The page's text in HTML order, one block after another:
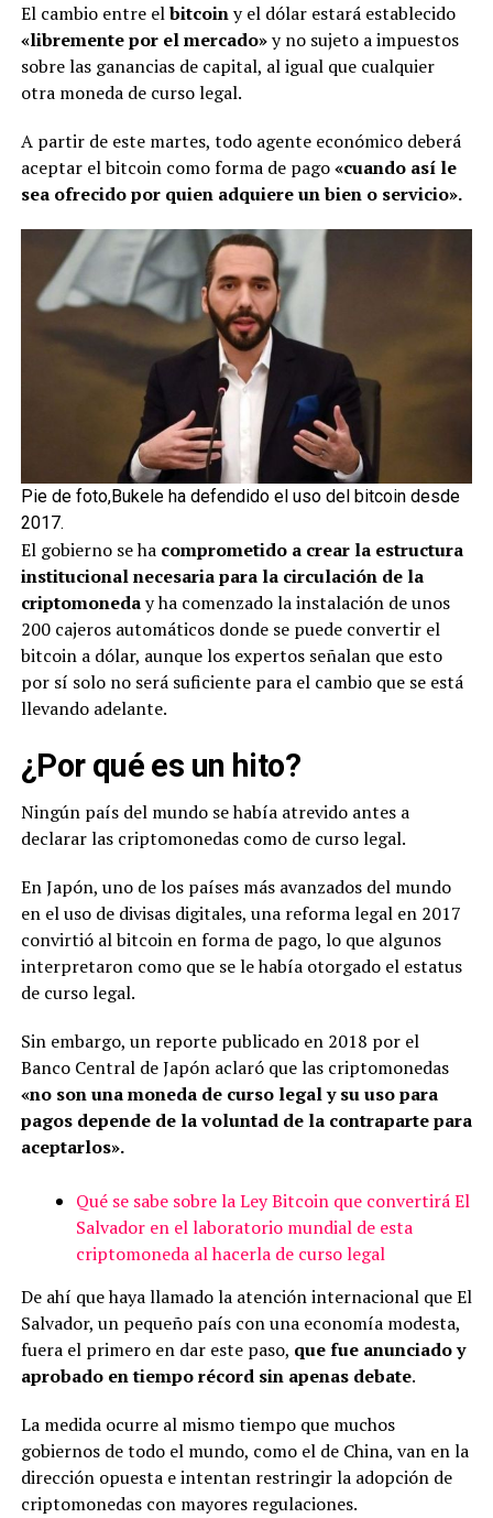
El cambio entre elbitcoiny el dólar estará establecido
«libremente por el mercado»y no sujeto a impuestos
sobre las ganancias de capital, al igual que cualquier
otra moneda de curso legal.
A partir de este martes, todo agente económico deberá
aceptar el bitcoin como forma de pago«cuando así le
sea ofrecido por quien adquiere un bien o servicio».
Pie de foto,Bukele ha defendido el uso del bitcoin desde
2017.
El gobierno se ha comprometido a crear la estructura
institucional necesaria para la circulación de la
criptomoneday ha comenzado la instalación de unos
200 cajeros automáticos donde se puede convertir el
bitcoin a dólar, aunque los expertos señalan que esto
por sí solo no será suficiente para el cambio que se está
llevando adelante.
¿Por qué es un hito?
Ningún país del mundo se había atrevido antes a
declarar las criptomonedas como de curso legal.
En Japón, uno de los países más avanzados del mundo
en el uso de divisas digitales, una reforma legal en 2017
convirtió al bitcoin en forma de pago, lo que algunos
interpretaron como que se le había otorgado el estatus
de curso legal.
Sin embargo, un reporte publicado en 2018 por el
Banco Central de Japón aclaró que las criptomonedas
«no son una moneda de curso legal y su uso para
pagos depende de la voluntad de la contraparte para
aceptarlos».
Qué se sabe sobre la Ley Bitcoin que convertirá El
Salvador en el laboratorio mundial de esta
criptomoneda al hacerla de curso legal
De ahí que haya llamado la atención internacional que El
Salvador, un pequeño país con una economía modesta,
fuera el primero en dar este paso, que fue anunciado y
aprobado en tiempo récord sin apenas debate.
La medida ocurre al mismo tiempo que muchos
gobiernos de todo el mundo, como el de China, van en la
dirección opuesta e intentan restringir la adopción de
criptomonedas con mayores regulaciones.